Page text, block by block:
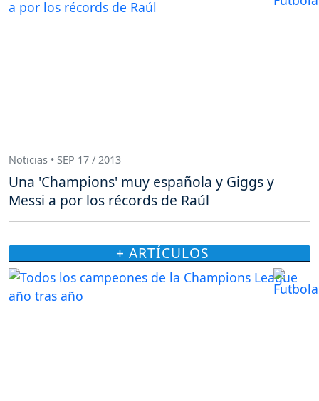
Noticias • SEP 17 / 2013
Una 'Champions' muy española y Giggs y
Messi a por los récords de Raúl
+ ARTÍCULOS